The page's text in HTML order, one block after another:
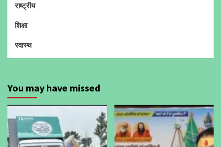
राष्ट्रीय
शिक्षा
स्वास्थ
You may have missed